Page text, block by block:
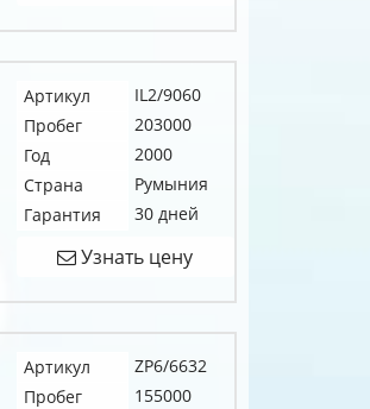
Артикул
IL2/9060
Пробег
203000
Год
2000
Страна
Румыния
Гарантия
30 дней
Узнать цену
Артикул
ZP6/6632
Пробег
155000